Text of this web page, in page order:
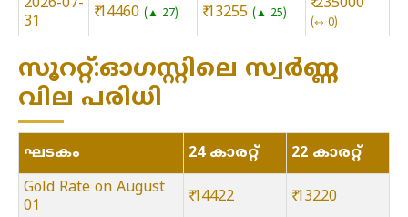
31
₹ 14460 ▲ 27 ₹ 13255 ▲ 25
⇿ 0
സൂററ്റ്:ഓഗസ്റ്റിലെ സ്വർണ്ണ
വില പരിധി
ഘടകം 24 കാരറ്റ്
22 കാരറ്റ്
Gold Rate on August
01
₹ 14422 ₹ 13220